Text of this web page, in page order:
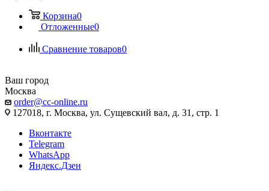
Корзина0
Отложенные0
Сравнение товаров0
Ваш город
Москва
order@cc-online.ru
127018, г. Москва, ул. Сущевский вал, д. 31, стр. 1
Вконтакте
Telegram
WhatsApp
Яндекс.Дзен